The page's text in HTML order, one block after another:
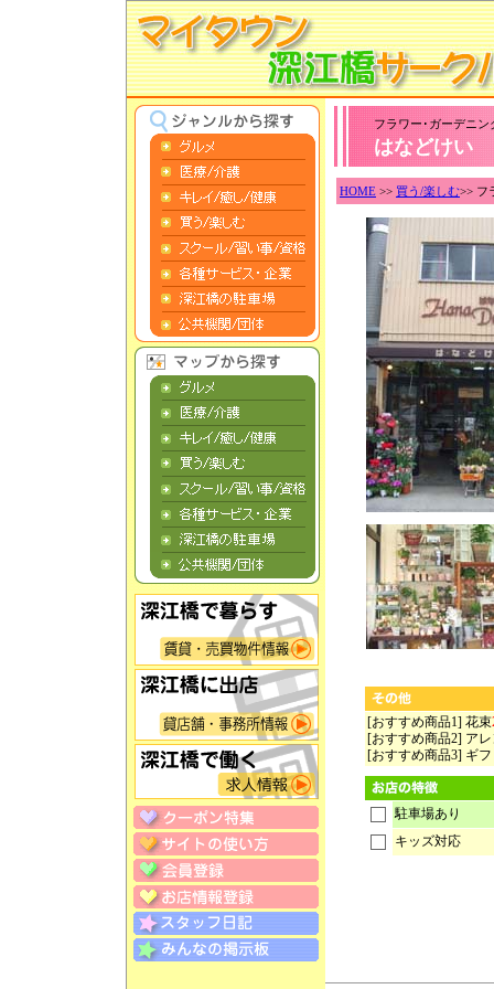
フラワー･ガーデニン
はなどけい
HOME >> 買う/楽しむ>> フ
[おすすめ商品1] 花束
[おすすめ商品2] ア
[おすすめ商品3] ギ
駐車場あり
キッズ対応